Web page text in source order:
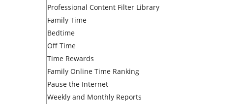
Professional Content Filter Library
Family Time
Bedtime
Off Time
Time Rewards
Family Online Time Ranking
Pause the Internet
Weekly and Monthly Reports